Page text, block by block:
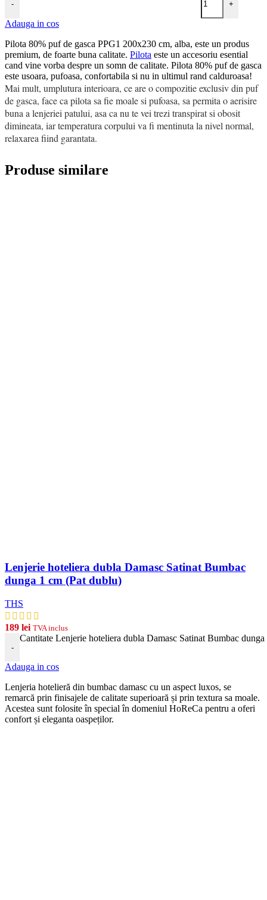
- +
Adauga in cos
Pilota 80% puf de gasca PPG1 200x230 cm, alba, este un produs
premium, de foarte buna calitate. Pilota este un accesoriu esential
cand vine vorba despre un somn de calitate. Pilota 80% puf de gasca
este usoara, pufoasa, confortabila si nu in ultimul rand calduroasa!
Mai mult, umplutura interioara, ce are o compozitie exclusiv din puf
de gasca, face ca pilota sa fie moale si pufoasa, sa permita o aerisire
buna a lenjeriei patului, asa ca nu te vei trezi transpirat si obosit
dimineata, iar temperatura corpului va fi mentinuta la nivel normal,
relaxarea fiind garantata.
Produse similare
Lenjerie hoteliera dubla Damasc Satinat Bumbac
dunga 1 cm (Pat dublu)
THS
189 lei TVA inclus
-
Cantitate Lenjerie hoteliera dubla Damasc Satinat Bumbac
Adauga in cos
Lenjeria hotelieră din bumbac damasc cu un aspect luxos, se
remarcă prin finisajele de calitate superioară și prin textura sa moale.
Acestea sunt folosite în special în domeniul HoReCa pentru a oferi
confort și eleganta oaspeților.